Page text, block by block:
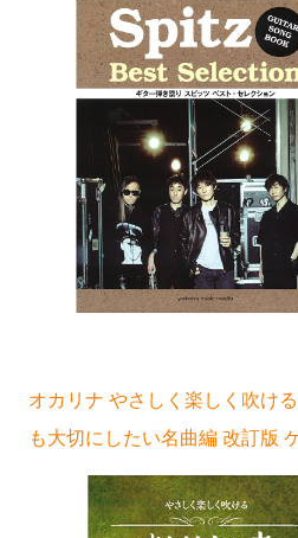
オカリナ やさしく楽しく吹け
も大切にしたい名曲編 改訂版